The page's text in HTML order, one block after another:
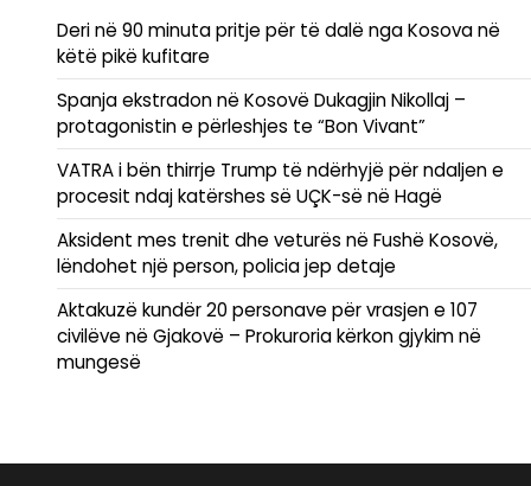
Deri në 90 minuta pritje për të dalë nga Kosova në
këtë pikë kufitare
Spanja ekstradon në Kosovë Dukagjin Nikollaj –
protagonistin e përleshjes te “Bon Vivant”
VATRA i bën thirrje Trump të ndërhyjë për ndaljen e
procesit ndaj katërshes së UÇK-së në Hagë
Aksident mes trenit dhe veturës në Fushë Kosovë,
lëndohet një person, policia jep detaje
Aktakuzë kundër 20 personave për vrasjen e 107
civilëve në Gjakovë – Prokuroria kërkon gjykim në
mungesë